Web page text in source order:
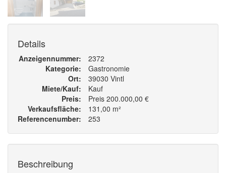
Details
Anzeigennummer
2372
Kategorie
Gastronomie
Ort
39030 Vintl
Miete/Kauf
Kauf
Preis
Preis 200.000,00 €
Verkaufsfläche
131,00 m²
Referencenumber
253
Beschreibung